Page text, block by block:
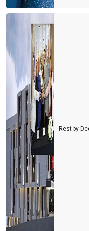
Rest by